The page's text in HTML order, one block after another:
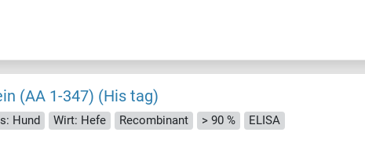
(AA 1-347) (His tag)
Hund Wirt: Hefe Recombinant > 90 % ELISA